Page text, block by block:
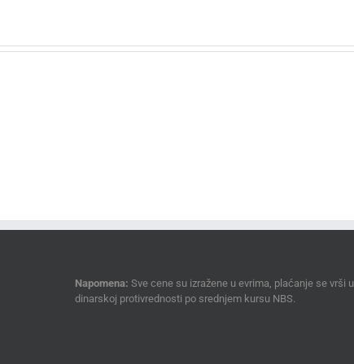
Napomena: Sve cene su izražene u evrima, plaćanje se vrši u
dinarskoj protivrednosti po srednjem kursu NBS.